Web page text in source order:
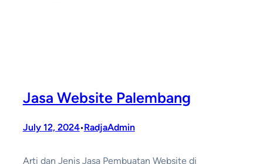
Jasa Website Palembang
July 12, 2024•RadjaAdmin
Arti dan Jenis Jasa Pembuatan Website di